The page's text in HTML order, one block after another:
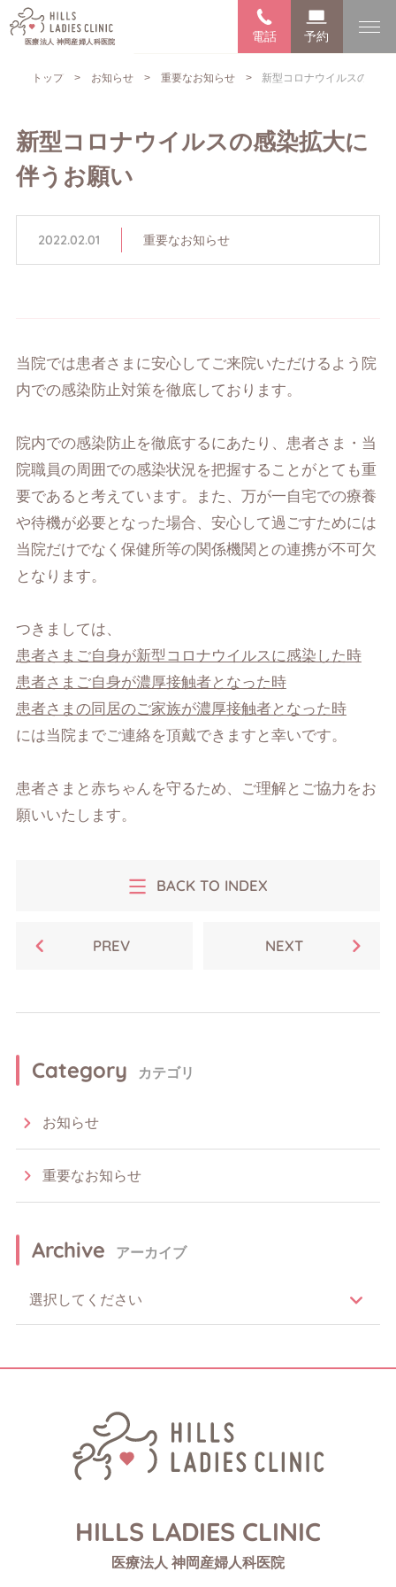
医療法人 神岡産婦人科医院 電話 予約
トップ お知らせ 重要なお知らせ 新型コロナウイルスの感染
新型コロナウイルスの感染拡大に
伴うお願い
2022.02.01 重要なお知らせ
当院では患者さまに安心してご来院いただけるよう院
内での感染防止対策を徹底しております。
院内での感染防止を徹底するにあたり、患者さま・当
院職員の周囲での感染状況を把握することがとても重
要であると考えています。また、万が一自宅での療養
や待機が必要となった場合、安心して過ごすためには
当院だけでなく保健所等の関係機関との連携が不可欠
となります。
つきましては、
患者さまご自身が新型コロナウイルスに感染した時
患者さまご自身が濃厚接触者となった時
患者さまの同居のご家族が濃厚接触者となった時
には当院までご連絡を頂戴できますと幸いです。
患者さまと赤ちゃんを守るため、ご理解とご協力をお
願いいたします。
BACK TO INDEX
PREV NEXT
Category カテゴリ
お知らせ
重要なお知らせ
Archive アーカイブ
HILLS LADIES CLINIC
医療法人 神岡産婦人科医院